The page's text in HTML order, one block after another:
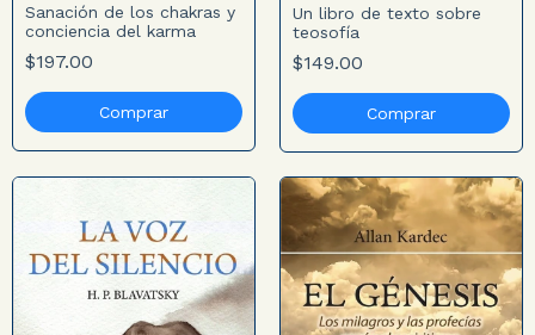
Sanación de los chakras y
conciencia del karma
$197.00
Un libro de texto sobre
teosofía
$149.00